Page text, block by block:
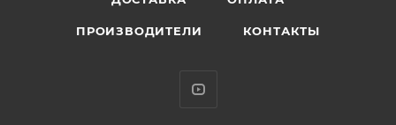
ПРОИЗВОДИТЕЛИ КОНТАКТЫ